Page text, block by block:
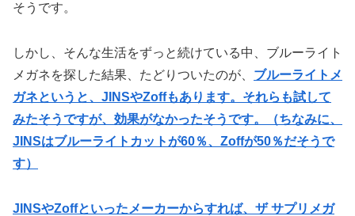
そうです。
しかし、そんな生活をずっと続けている中、ブルーライト
メガネを探した結果、たどりついたのが、 ブルーライトメ
ガネというと、JINSやZoffもあります。それらも試して
みたそうですが、効果がなかったそうです。（ちなみに、
JINSはブルーライトカットが60％、Zoffが50％だそうで
す）
JINSやZoffといったメーカーからすれば、ザ サプリメガ